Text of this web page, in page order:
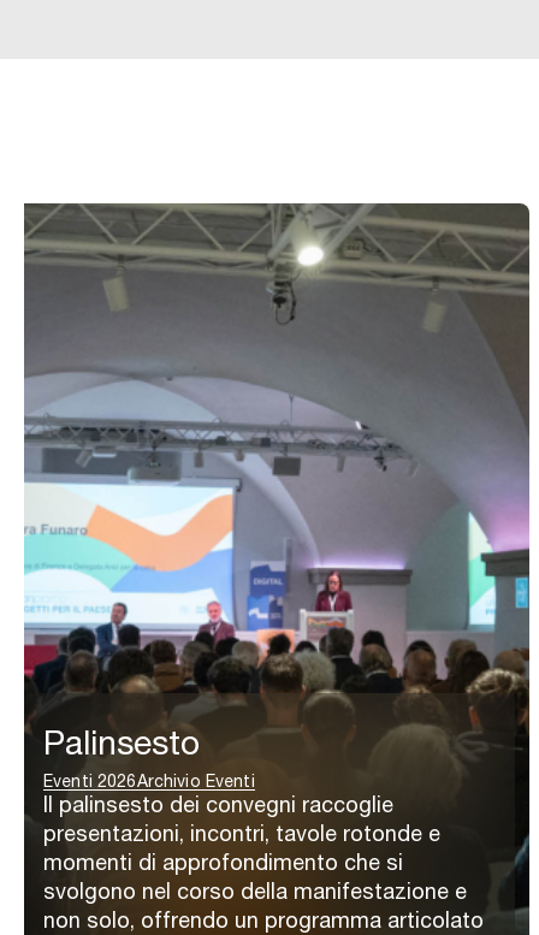
Palinsesto
Eventi 2026Archivio Eventi
Il palinsesto dei convegni raccoglie
presentazioni, incontri, tavole rotonde e
momenti di approfondimento che si
svolgono nel corso della manifestazione e
non solo, offrendo un programma articolato